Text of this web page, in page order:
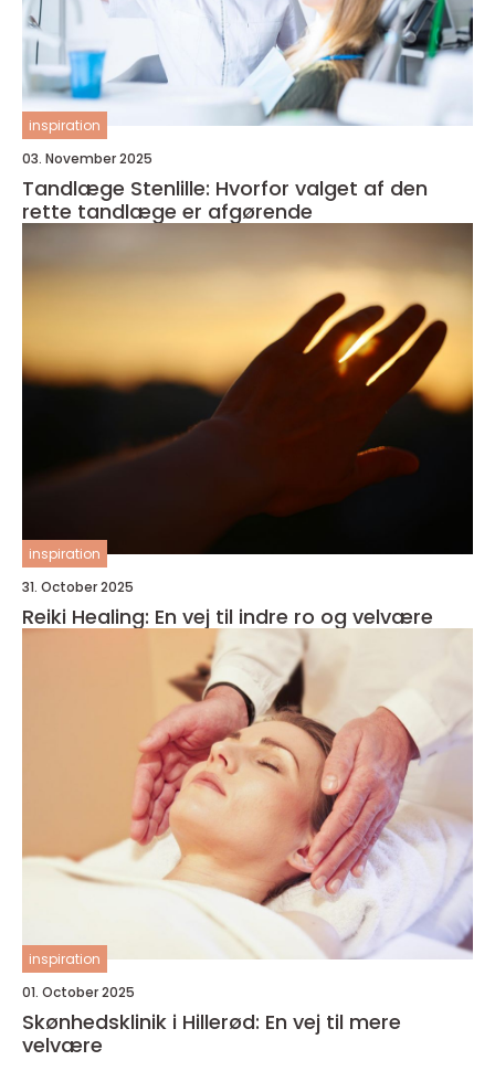
inspiration
03. November 2025
Tandlæge Stenlille: Hvorfor valget af den
rette tandlæge er afgørende
inspiration
31. October 2025
Reiki Healing: En vej til indre ro og velvære
inspiration
01. October 2025
Skønhedsklinik i Hillerød: En vej til mere
velvære